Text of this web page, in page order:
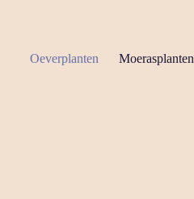
Oeverplanten Moerasplanten